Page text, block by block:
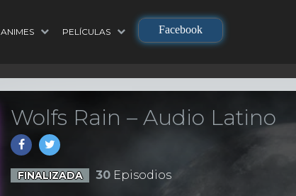
ANIMES PELÍCULAS Facebook
Wolfs Rain – Audio Latino
FINALIZADA 30Episodios